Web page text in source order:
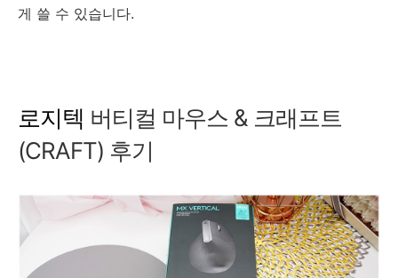
게 쓸 수 있습니다.
로지텍 버티컬 마우스 & 크래프트
(CRAFT) 후기